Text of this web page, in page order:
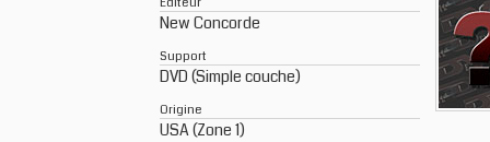
New Concorde
Support
DVD (Simple couche)
Origine
USA (Zone 1)